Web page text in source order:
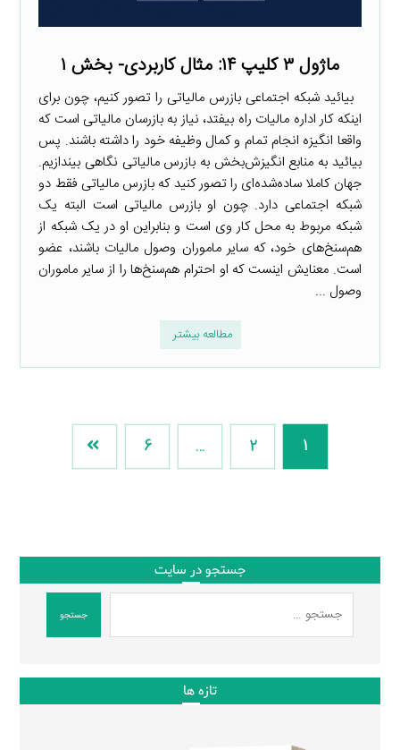
ماژول ۳ کلیپ ۱۴: مثال کاربردی- بخش ۱
بیائید شبکه اجتماعی بازرس مالیاتی را تصور کنیم، چون برای
اینکه کار اداره مالیات راه بیفتد، نیاز به بازرسان مالیاتی است که
واقعا انگیزه انجام تمام و کمال وظیفه خود را داشته باشند. پس
بیائید به منابع انگیزش‌بخش به بازرس مالیاتی نگاهی بیندازیم.
جهان کاملا ساده‌شده‌‌ای را تصور کنید که بازرس مالیاتی فقط دو
شبکه اجتماعی دارد. چون او بازرس مالیاتی است البته یک
شبکه مربوط به محل کار وی است و بنابراین او در یک شبکه از
هم‌سنخ‌های خود، که سایر ماموران وصول مالیات باشند، عضو
است. معنایش اینست که او احترام هم‌سنخ‌ها را از سایر ماموران
وصول ...
مطالعه بیشتر
1
2
…
6
جستجو در سایت
جستجو
تازه ها